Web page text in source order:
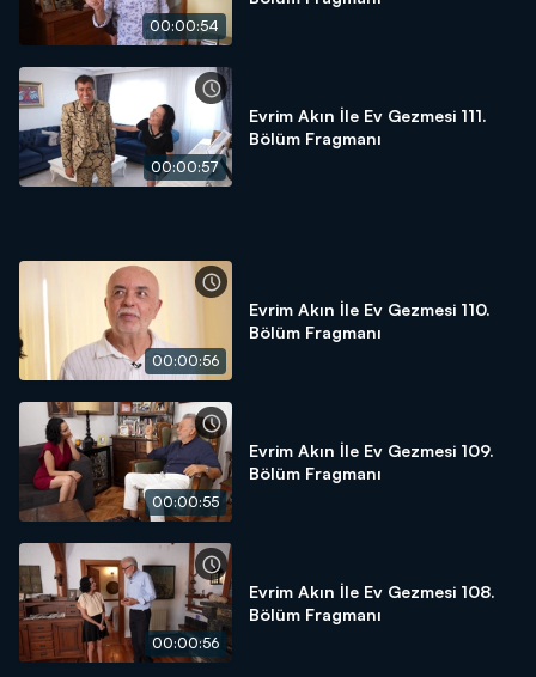
00:00:54
00:00:57
Evrim Akın İle Ev Gezmesi 111.
Bölüm Fragmanı
00:00:56
Evrim Akın İle Ev Gezmesi 110.
Bölüm Fragmanı
00:00:55
Evrim Akın İle Ev Gezmesi 109.
Bölüm Fragmanı
00:00:56
Evrim Akın İle Ev Gezmesi 108.
Bölüm Fragmanı